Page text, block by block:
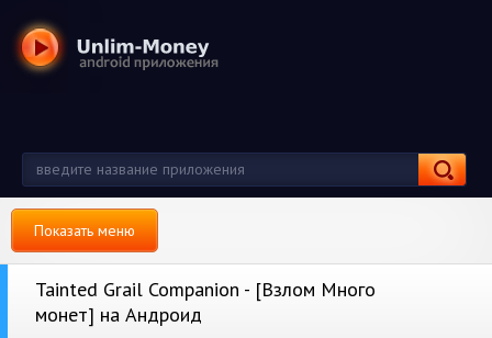
Показать меню
Tainted Grail Companion - [Взлом Много
монет] на Андроид